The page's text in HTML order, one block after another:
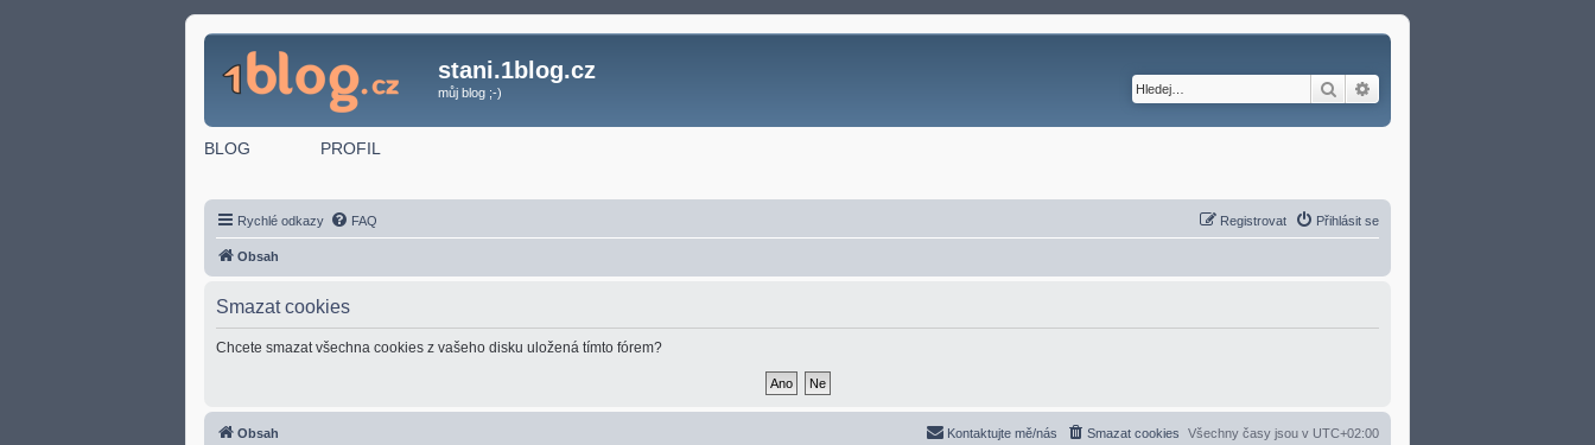
stani.1blog.cz
můj blog ;-) Hledat
BLOG PROFIL
Rychlé odkazy FAQ Přihlásit se
Registrovat
Obsah
Smazat cookies
Chcete smazat všechna cookies z vašeho disku uložená tímto fórem?
Obsah Všechny časy jsou v UTC+02:00
Smazat cookies
Kontaktujte mě/nás